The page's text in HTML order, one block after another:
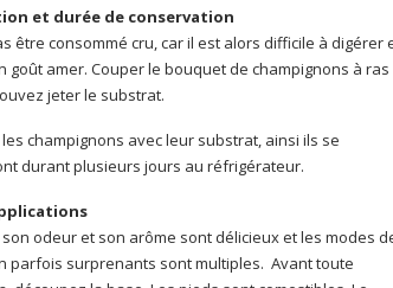
et durée de conservation
être consommé cru, car il est alors difficile à digérer
goût amer. Couper le bouquet de champignons à ras
jeter le substrat.
champignons avec leur substrat, ainsi ils se
durant plusieurs jours au réfrigérateur.
odeur et son arôme sont délicieux et les modes
parfois surprenants sont multiples. Avant toute